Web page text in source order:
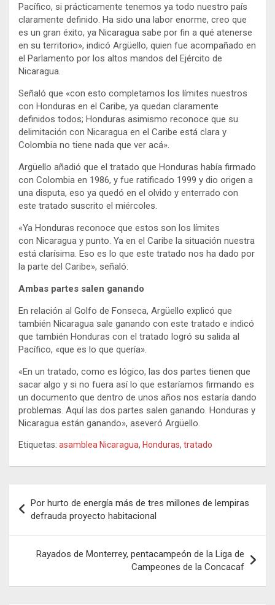
Pacífico, si prácticamente tenemos ya todo nuestro país
claramente definido. Ha sido una labor enorme, creo que
es un gran éxito, ya Nicaragua sabe por fin a qué atenerse
en su territorio», indicó Argüello, quien fue acompañado en
el Parlamento por los altos mandos del Ejército de
Nicaragua.
Señaló que «con esto completamos los límites nuestros
con Honduras en el Caribe, ya quedan claramente
definidos todos; Honduras asimismo reconoce que su
delimitación con Nicaragua en el Caribe está clara y
Colombia no tiene nada que ver acá».
Argüello añadió que el tratado que Honduras había firmado
con Colombia en 1986, y fue ratificado 1999 y dio origen a
una disputa, eso ya quedó en el olvido y enterrado con
este tratado suscrito el miércoles.
«Ya Honduras reconoce que estos son los límites
con Nicaragua y punto. Ya en el Caribe la situación nuestra
está clarísima. Eso es lo que este tratado nos ha dado por
la parte del Caribe», señaló.
Ambas partes salen ganando
En relación al Golfo de Fonseca, Argüello explicó que
también Nicaragua sale ganando con este tratado e indicó
que también Honduras con el tratado logró su salida al
Pacífico, «que es lo que quería».
«En un tratado, como es lógico, las dos partes tienen que
sacar algo y si no fuera así lo que estaríamos firmando es
un documento que dentro de unos años nos estaría dando
problemas. Aquí las dos partes salen ganando. Honduras y
Nicaragua están ganando», aseveró Argüello.
Etiquetas: asamblea Nicaragua, Honduras, tratado
de
entradas
Por hurto de energía más de tres millones de lempiras
defrauda proyecto habitacional
Rayados de Monterrey, pentacampeón de la Liga de
Campeones de la Concacaf